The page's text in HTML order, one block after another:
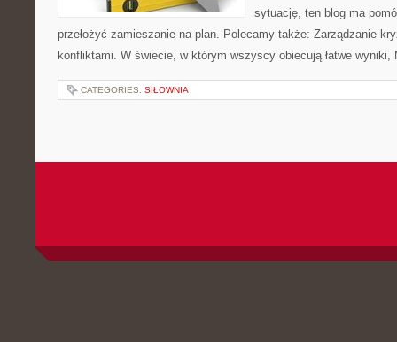
sytuację, ten blog ma
przełożyć zamieszanie na plan. Polecamy także: Zarządzanie
konfliktami. W świecie, w którym wszyscy obiecują łatwe wyniki,
CATEGORIES: SIŁOWNIA